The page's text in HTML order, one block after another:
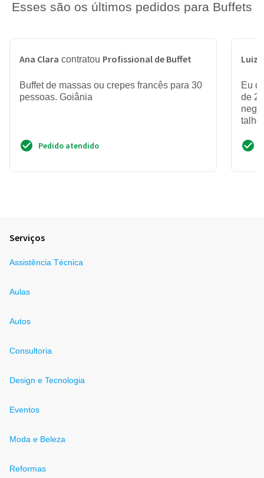
Esses são os últimos pedidos para Buffets
Ana Clara contratou Profissional de Buffet
Buffet de massas ou crepes francês para 30
pessoas. Goiânia
Pedido atendido
Luiz
Eu
de
Serviços
Assistência Técnica
Aulas
Autos
Consultoria
Design e Tecnologia
Eventos
Moda e Beleza
Reformas